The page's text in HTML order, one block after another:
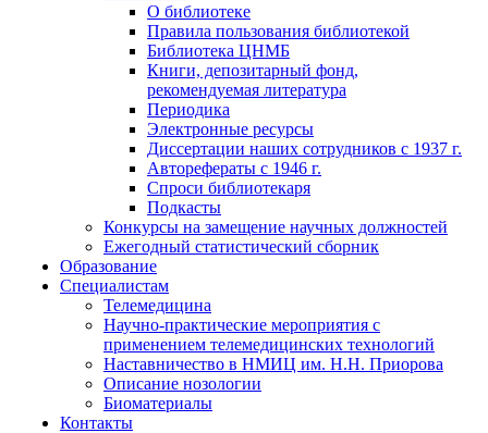
О библиотеке
Правила пользования библиотекой
Библиотека ЦНМБ
Книги, депозитарный фонд,
рекомендуемая литература
Периодика
Электронные ресурсы
Диссертации наших сотрудников с 1937 г.
Авторефераты с 1946 г.
Спроси библиотекаря
Подкасты
Конкурсы на замещение научных должностей
Ежегодный статистический сборник
Образование
Специалистам
Телемедицина
Научно-практические мероприятия с
применением телемедицинских технологий
Наставничество в НМИЦ им. Н.Н. Приорова
Описание нозологии
Биоматериалы
Контакты